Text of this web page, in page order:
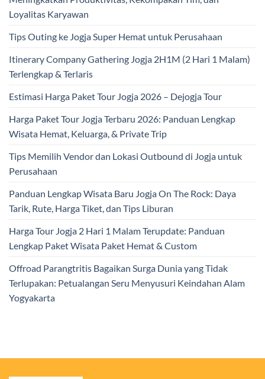
Loyalitas Karyawan
Tips Outing ke Jogja Super Hemat untuk Perusahaan
Itinerary Company Gathering Jogja 2H1M (2 Hari 1 Malam)
Terlengkap & Terlaris
Estimasi Harga Paket Tour Jogja 2026 – Dejogja Tour
Harga Paket Tour Jogja Terbaru 2026: Panduan Lengkap
Wisata Hemat, Keluarga, & Private Trip
Tips Memilih Vendor dan Lokasi Outbound di Jogja untuk
Perusahaan
Panduan Lengkap Wisata Baru Jogja On The Rock: Daya
Tarik, Rute, Harga Tiket, dan Tips Liburan
Harga Tour Jogja 2 Hari 1 Malam Terupdate: Panduan
Lengkap Paket Wisata Paket Hemat & Custom
Offroad Parangtritis Bagaikan Surga Dunia yang Tidak
Terlupakan: Petualangan Seru Menyusuri Keindahan Alam
Yogyakarta